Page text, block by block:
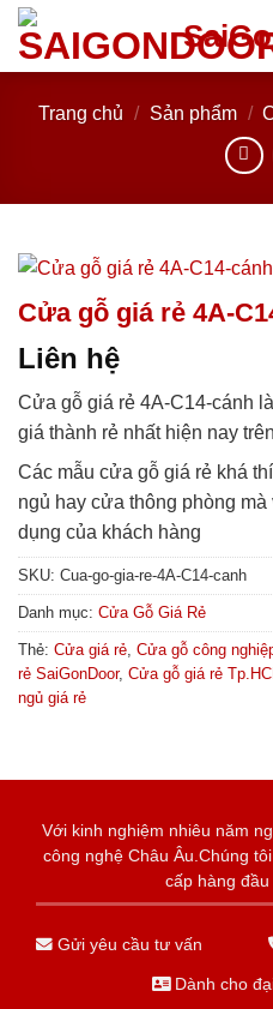
Bỏ
qua
nội
dungTrang chủ / Sản phẩm /
Cửa gỗ giá rẻ 4A-
Liên hệ
Cửa gỗ giá rẻ 4A-C14-cánh
giá thành rẻ nhất hiện nay
Các mẫu cửa gỗ giá rẻ khá
ngủ hay cửa thông phòng
dụng của khách hàng
SKU: Cua-go-gia-re-4A-C14-canh
Danh mục: Cửa Gỗ Giá Rẻ
Thẻ: Cửa giá rẻ, Cửa gỗ công
rẻ SaiGonDoor, Cửa gỗ giá rẻ
ngủ giá rẻ
Với kinh nghiệm nhiêu năm
công nghệ Châu Âu.Chúng
cấp hàng
Gửi yêu cầu tư vấn
Dành cho